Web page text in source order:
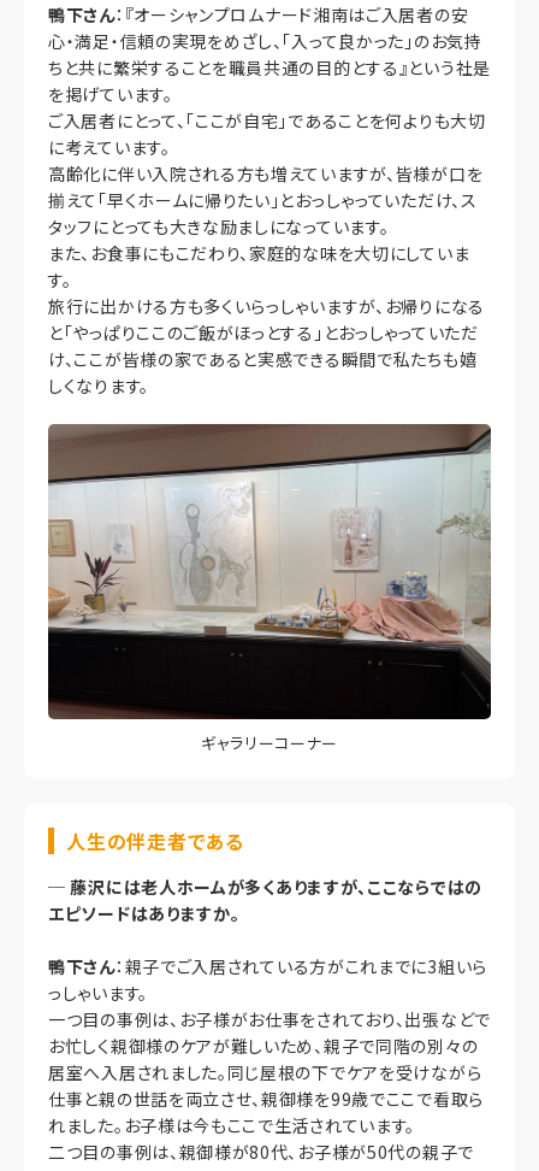
鴨下さん：『オーシャンプロムナード湘南はご入居者の安
心・満足・信頼の実現をめざし、「入って良かった」のお気持
ちと共に繁栄することを職員共通の目的とする』という社是
を掲げています。
ご入居者にとって、「ここが自宅」であることを何よりも大切
に考えています。
高齢化に伴い入院される方も増えていますが、皆様が口を
揃えて「早くホームに帰りたい」とおっしゃっていただけ、ス
タッフにとっても大きな励ましになっています。
また、お食事にもこだわり、家庭的な味を大切にしていま
す。
旅行に出かける方も多くいらっしゃいますが、お帰りになる
と「やっぱりここのご飯がほっとする」とおっしゃっていただ
け、ここが皆様の家であると実感できる瞬間で私たちも嬉
しくなります。
ギャラリーコーナー
人生の伴走者である
─ 藤沢には老人ホームが多くありますが、ここならではの
エピソードはありますか。
鴨下さん：親子でご入居されている方がこれまでに3組いら
っしゃいます。
一つ目の事例は、お子様がお仕事をされており、出張などで
お忙しく親御様のケアが難しいため、親子で同階の別々の
居室へ入居されました。同じ屋根の下でケアを受けながら
仕事と親の世話を両立させ、親御様を99歳でここで看取ら
れました。お子様は今もここで生活されています。
二つ目の事例は、親御様が80代、お子様が50代の親子で